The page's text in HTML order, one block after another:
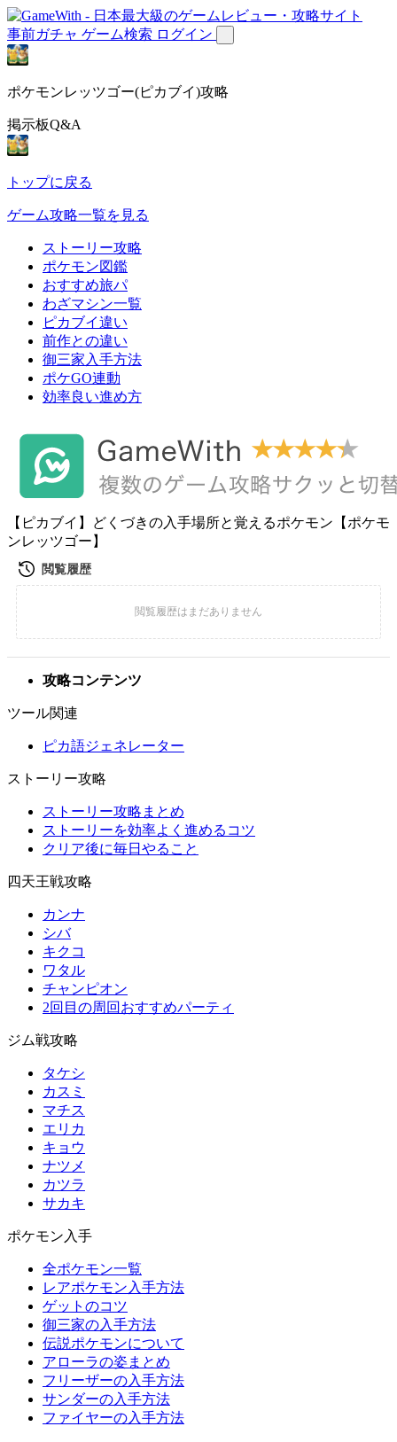
事前ガチャ ゲーム検索 ログイン
ポケモンレッツゴー(ピカブイ)攻略
掲示板Q&A
トップに戻る
ゲーム攻略一覧を見る
ストーリー攻略
ポケモン図鑑
おすすめ旅パ
わざマシン一覧
ピカブイ違い
前作との違い
御三家入手方法
ポケGO連動
効率良い進め方
【ピカブイ】どくづきの入手場所と覚えるポケモン【ポケモ
ンレッツゴー】
攻略コンテンツ
ツール関連
ピカ語ジェネレーター
ストーリー攻略
ストーリー攻略まとめ
ストーリーを効率よく進めるコツ
クリア後に毎日やること
四天王戦攻略
カンナ
シバ
キクコ
ワタル
チャンピオン
2回目の周回おすすめパーティ
ジム戦攻略
タケシ
カスミ
マチス
エリカ
キョウ
ナツメ
カツラ
サカキ
ポケモン入手
全ポケモン一覧
レアポケモン入手方法
ゲットのコツ
御三家の入手方法
伝説ポケモンについて
アローラの姿まとめ
フリーザーの入手方法
サンダーの入手方法
ファイヤーの入手方法